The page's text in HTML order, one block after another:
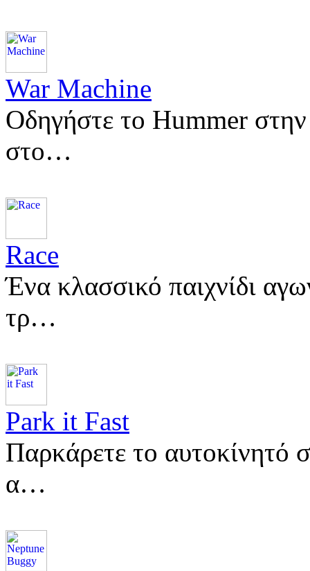
War Machine
Οδηγήστε το Hummer στην
στο…
Race
Ένα κλασσικό παιχνίδι
τρ…
Park it Fast
Παρκάρετε το αυτοκίνητό
α…